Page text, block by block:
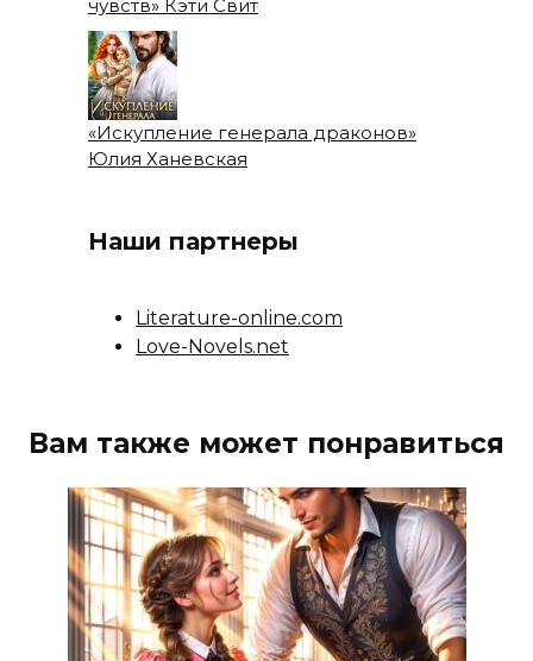
чувств» Кэти Свит
«Искупление генерала драконов»
Юлия Ханевская
Наши партнеры
Literature-online.com
Love-Novels.net
Вам также может понравиться